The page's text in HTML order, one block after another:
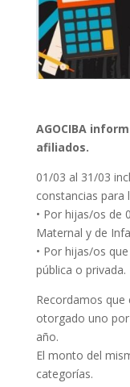
AGOCIBA
afiliados.
01/03 al 31/03
constancias para
• Por hijas/os de
Maternal y de
• Por hijas/os
pública o privada.
Recordamos que
otorgado uno
año.
El monto del
categorías.